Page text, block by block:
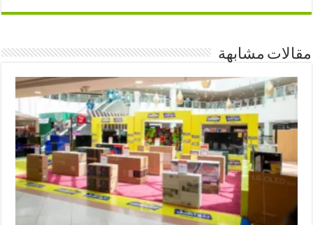
مقالات مشابهة